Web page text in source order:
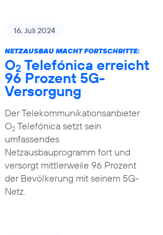
16. Juli 2024
NETZAUSBAU MACHT FORTSCHRITTE:
O2 Telefónica erreicht
96 Prozent 5G-
Versorgung
Der Telekommunikationsanbieter
O2Telefónica setzt sein
umfassendes
Netzausbauprogramm fort und
versorgt mittlerweile 96 Prozent
der Bevölkerung mit seinem 5G-
Netz.